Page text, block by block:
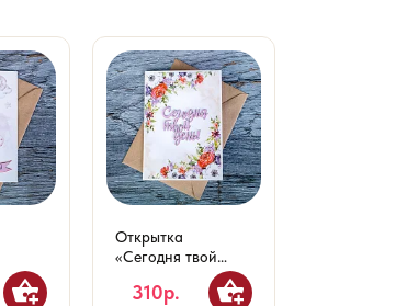
Открытка
«Сегодня твой
310р.